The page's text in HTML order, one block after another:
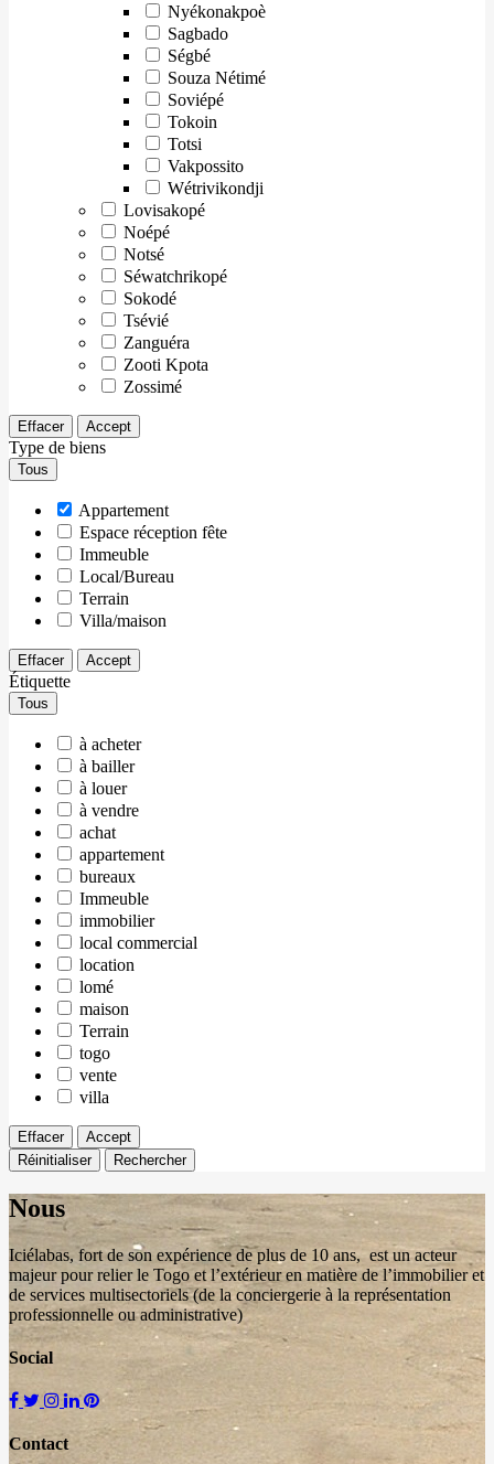
Nyékonakpoè
Sagbado
Ségbé
Souza Nétimé
Soviépé
Tokoin
Totsi
Vakpossito
Wétrivikondji
Lovisakopé
Noépé
Notsé
Séwatchrikopé
Sokodé
Tsévié
Zanguéra
Zooti Kpota
Zossimé
Effacer Accept
Type de biens
Tous
Appartement
Espace réception fête
Immeuble
Local/Bureau
Terrain
Villa/maison
Effacer Accept
Étiquette
Tous
à acheter
à bailler
à louer
à vendre
achat
appartement
bureaux
Immeuble
immobilier
local commercial
location
lomé
maison
Terrain
togo
vente
villa
Effacer
Accept
Réinitialiser
Rechercher
Nous
Iciélabas, fort de son expérience de plus de 10 ans, est un acteur
majeur pour relier le Togo et l’extérieur en matière de l’immobilier et
de services multisectoriels (de la conciergerie à la représentation
professionnelle ou administrative)
Social
Contact